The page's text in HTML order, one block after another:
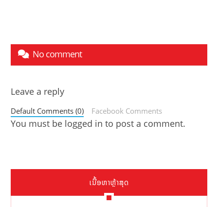
No comment
Leave a reply
Default Comments (0) Facebook Comments
You must be logged in to post a comment.
ເນື້ອຫາຫຼ້າສຸດ